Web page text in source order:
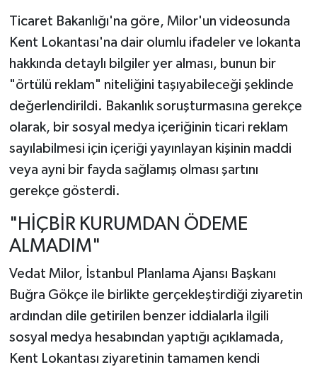
Ticaret Bakanlığı'na göre, Milor'un videosunda
Kent Lokantası'na dair olumlu ifadeler ve lokanta
hakkında detaylı bilgiler yer alması, bunun bir
"örtülü reklam" niteliğini taşıyabileceği şeklinde
değerlendirildi. Bakanlık soruşturmasına gerekçe
olarak, bir sosyal medya içeriğinin ticari reklam
sayılabilmesi için içeriği yayınlayan kişinin maddi
veya ayni bir fayda sağlamış olması şartını
gerekçe gösterdi.
"HİÇBİR KURUMDAN ÖDEME
ALMADIM"
Vedat Milor, İstanbul Planlama Ajansı Başkanı
Buğra Gökçe ile birlikte gerçekleştirdiği ziyaretin
ardından dile getirilen benzer iddialarla ilgili
sosyal medya hesabından yaptığı açıklamada,
Kent Lokantası ziyaretinin tamamen kendi